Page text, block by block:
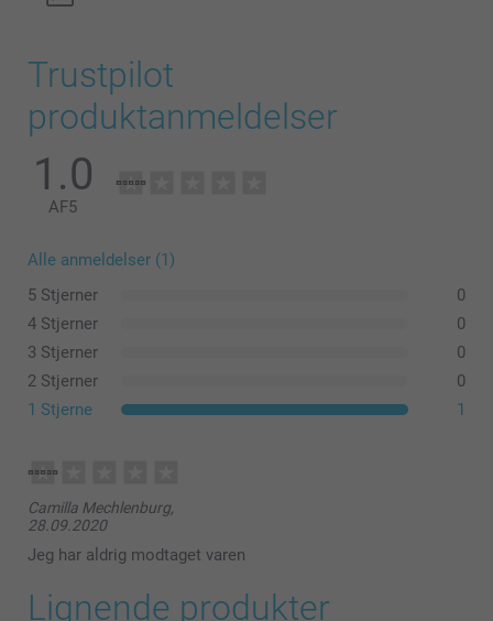
Trustpilot
produktanmeldelser
1.0
AF5
Alle anmeldelser (1)
5 Stjerner
0
4 Stjerner
0
3 Stjerner
0
2 Stjerner
0
1 Stjerne
1
Camilla Mechlenburg,
28.09.2020
Jeg har aldrig modtaget varen
Lignende produkter